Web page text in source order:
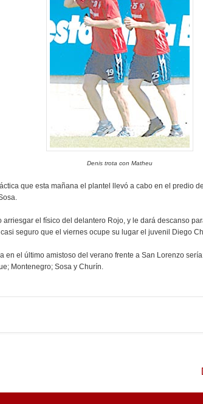
Denis trota con Matheu
que esta mañana el plantel llevó a cabo en el predio
el físico del delantero Rojo, y le dará descanso
seguro que el viernes ocupe su lugar el juvenil Diego
en el último amistoso del verano frente a San Lorenzo
Montenegro; Sosa y Churín.